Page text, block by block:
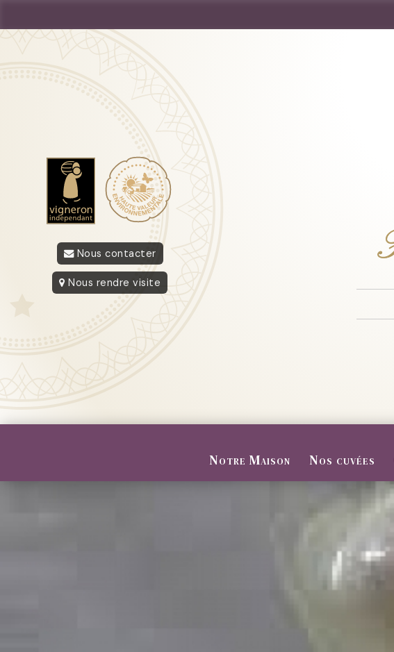
Nous contacter
Nous rendre visite
Notre Maison Nos cuvées